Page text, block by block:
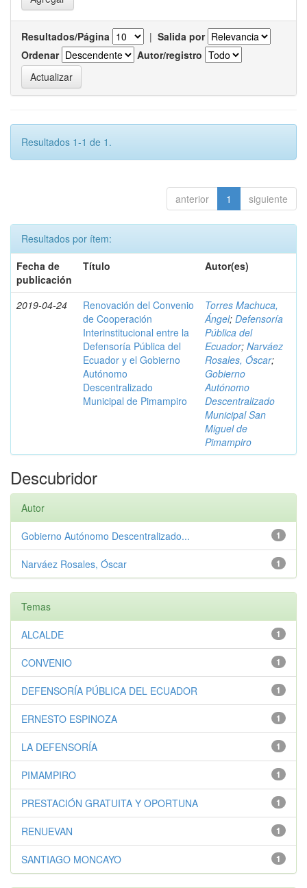
Resultados/Página | Salida por
Ordenar
Autor/registro
Resultados 1-1 de 1.
anterior 1 siguiente
Resultados por ítem:
Fecha de
publicación
Título Autor(es)
2019-04-24
Renovación del Convenio
de Cooperación
Interinstitucional entre la
Defensoría Pública del
Ecuador y el Gobierno
Autónomo
Descentralizado
Municipal de Pimampiro
Torres Machuca,
Ángel; Defensoría
Pública del
Ecuador; Narváez
Rosales, Óscar;
Gobierno
Autónomo
Descentralizado
Municipal San
Miguel de
Pimampiro
Descubridor
Autor
1
Gobierno Autónomo Descentralizado...
1
Narváez Rosales, Óscar
Temas
1
ALCALDE
1
CONVENIO
1
DEFENSORÍA PÚBLICA DEL ECUADOR
1
ERNESTO ESPINOZA
1
LA DEFENSORÍA
1
PIMAMPIRO
1
PRESTACIÓN GRATUITA Y OPORTUNA
1
RENUEVAN
1
SANTIAGO MONCAYO